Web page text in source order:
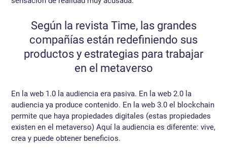
Según la revista Time, las grandes
compañías están redefiniendo sus
productos y estrategias para trabajar
en el metaverso
En la web 1.0 la audiencia era pasiva. En la web 2.0 la
audiencia ya produce contenido. En la web 3.0 el blockchain
permite que haya propiedades digitales (estas propiedades
existen en el metaverso) Aquí la audiencia es diferente: vive,
crea y puede obtener beneficios.